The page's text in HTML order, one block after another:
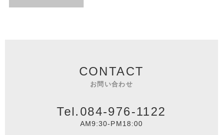
CONTACT
お問い合わせ
Tel.084-976-1122
AM9:30-PM18:00